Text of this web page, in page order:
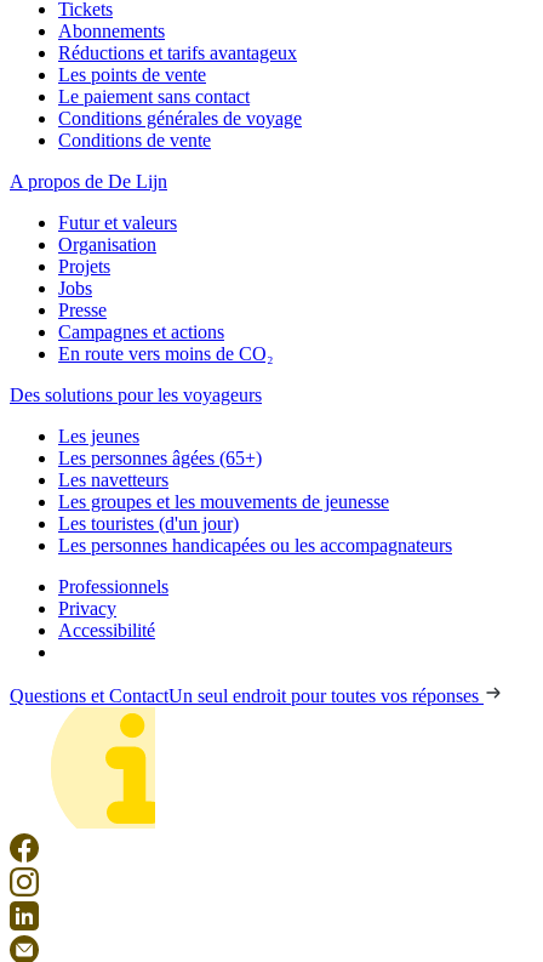
Tickets
Abonnements
Réductions et tarifs avantageux
Les points de vente
Le paiement sans contact
Conditions générales de voyage
Conditions de vente
A propos de De Lijn
Futur et valeurs
Organisation
Projets
Jobs
Presse
Campagnes et actions
En route vers moins de CO₂
Des solutions pour les voyageurs
Les jeunes
Les personnes âgées (65+)
Les navetteurs
Les groupes et les mouvements de jeunesse
Les touristes (d'un jour)
Les personnes handicapées ou les accompagnateurs
Professionnels
Privacy
Accessibilité
Questions et ContactUn seul endroit pour toutes vos réponses